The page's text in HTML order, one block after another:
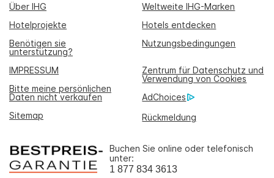
Über IHG
Weltweite IHG-Marken
Hotelprojekte
Hotels entdecken
Benötigen sie
unterstützung?
Nutzungsbedingungen
IMPRESSUM
Zentrum für Datenschutz und
Verwendung von Cookies
Bitte meine persönlichen
Daten nicht verkaufen
AdChoices
Sitemap
Rückmeldung
Buchen Sie online oder telefonisch
unter:
1 877 834 3613